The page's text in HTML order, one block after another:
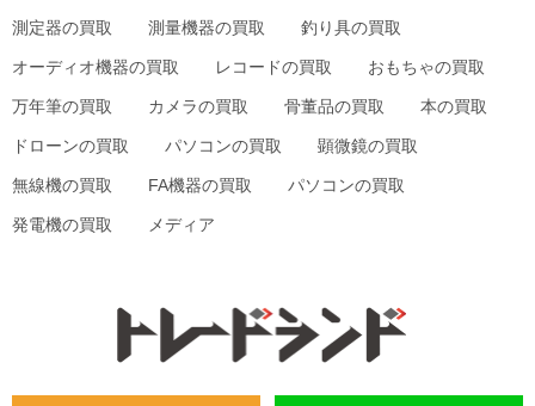
測定器の買取 測量機器の買取 釣り具の買取
オーディオ機器の買取 レコードの買取 おもちゃの買取
万年筆の買取 カメラの買取 骨董品の買取 本の買取
ドローンの買取 パソコンの買取 顕微鏡の買取
無線機の買取 FA機器の買取 パソコンの買取
発電機の買取 メディア